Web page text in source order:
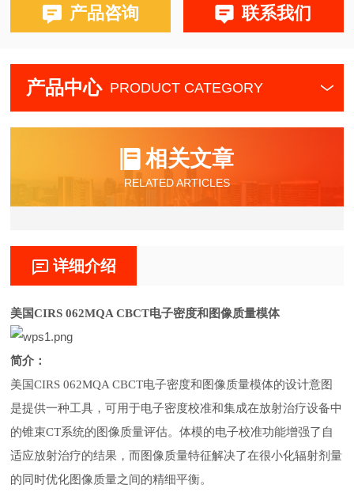
产品咨询 联系我们
产品中心 PRODUCT CATEGORY
相关文章
RELATED ARTICLES
详细介绍
美国CIRS 062MQA CBCT电子密度和图像质量模体
简介：
美国CIRS 062MQA CBCT电子密度和图像质量模体的设计意图
是提供一种工具，可用于电子密度校准和集成在放射治疗设备中
的锥束CT系统的图像质量评估。体模的电子校准功能增强了自
适应放射治疗的结果，而图像质量特征解决了在很小化辐射剂量
的同时优化图像质量之间的精细平衡。